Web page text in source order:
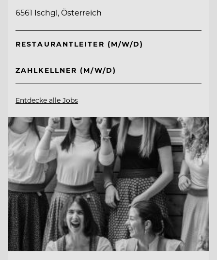
6561 Ischgl, Österreich
RESTAURANTLEITER (M/W/D)
ZAHLKELLNER (M/W/D)
Entdecke alle Jobs